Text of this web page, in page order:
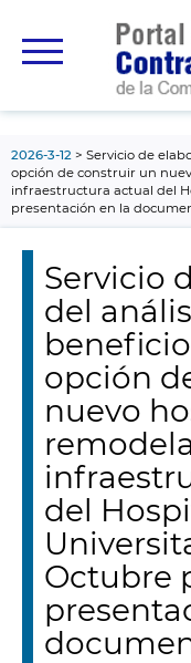
principal
2026-3-12
Servicio de
opción de construir un
infraestructura actual del
presentación en la
Servicio
del
opción
nuevo
del
Octubre